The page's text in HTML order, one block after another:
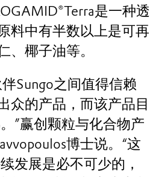
是一种透
料中有半数以上是可再
、椰子油等。
Sungo之间值得信赖
众的产品，而该产品目
”赢创颗粒与化合物产
博士说。“这
发展是必不可少的，